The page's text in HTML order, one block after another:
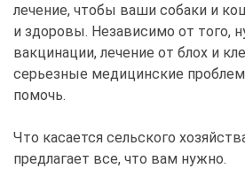
лечение, чтобы ваши собаки и
и здоровы. Независимо от того,
вакцинации, лечение от блох и
серьезные медицинские
помочь.
Что касается сельского
предлагает все, что вам нужно.